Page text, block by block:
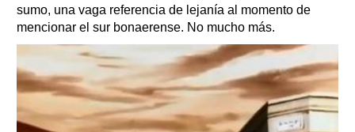
sumo, una vaga referencia de lejanía al momento de
mencionar el sur bonaerense. No mucho más.